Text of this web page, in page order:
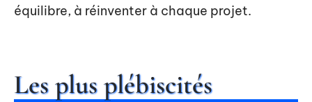
équilibre, à réinventer à chaque projet.
Les plus plébiscités